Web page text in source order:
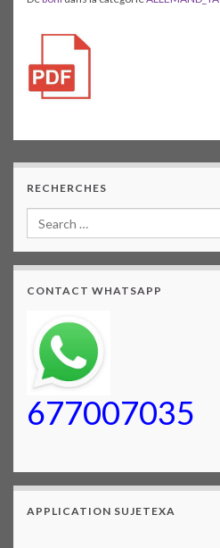
RECHERCHES
CONTACT WHATSAPP
677007035
APPLICATION SUJETEXA